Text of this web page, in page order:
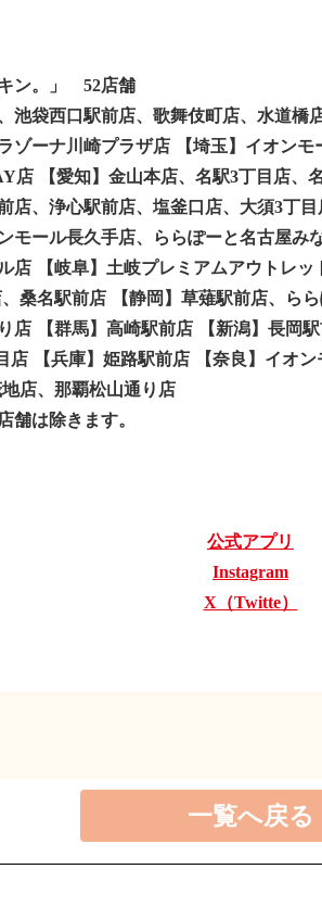
ン。」 52店舗
池袋西口駅前店、歌舞伎町店、水道橋
ゾーナ川崎プラザ店 【埼玉】 イオンモ
店
【愛知】 金山本店、名駅3丁目店、
店、浄心駅前店、塩釜口店、大須3丁
モール長久手店、ららぽーと名古屋み
店
【岐阜】 土岐プレミアムアウトレッ
桑名駅前店 【静岡】 草薙駅前店、ら
店 【群馬】 高崎駅前店 【新潟】 長岡
店 【兵庫】 姫路駅前店 【奈良】 イオン
店、那覇松山通り店
舗は除きます。
公式アプリ
Instagram
X（Twitte）
一覧へ戻る